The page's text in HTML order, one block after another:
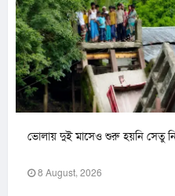
ভোলায় দুই মাসেও শুরু হয়নি সেতু
8 August, 2026